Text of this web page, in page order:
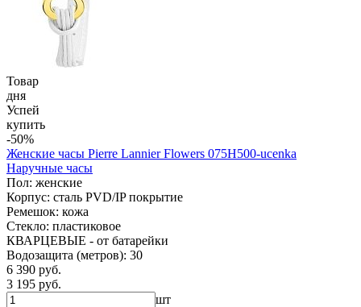
Товар
дня
Успей
купить
-50%
Женские часы Pierre Lannier Flowers 075H500-ucenka
Наручные часы
Пол: женские
Корпус: сталь PVD/IP покрытие
Ремешок: кожа
Стекло: пластиковое
КВАРЦЕВЫЕ - от батарейки
Водозащита (метров): 30
6 390 руб.
3 195 руб.
шт